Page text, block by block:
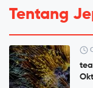
Tentang